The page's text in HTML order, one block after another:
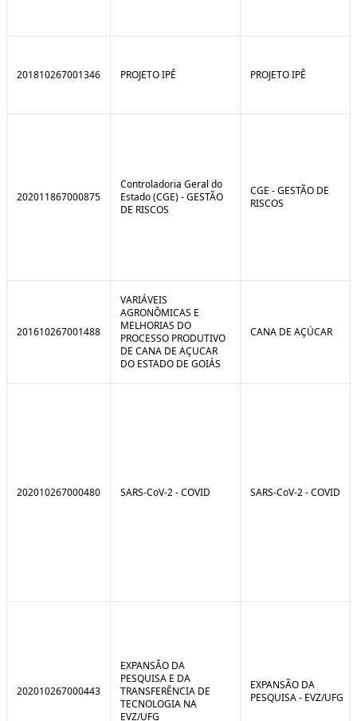
201810267001346 PROJETO IPÊ PROJETO IPÊ
202011867000875
Controladoria Geral do
Estado (CGE) - GESTÃO
DE RISCOS
CGE - GESTÃO DE
RISCOS
201610267001488
VARIÁVEIS
AGRONÔMICAS E
MELHORIAS DO
PROCESSO PRODUTIVO
DE CANA DE AÇUCAR
DO ESTADO DE GOIÁS
CANA DE AÇÚCAR
202010267000480 SARS-CoV-2 - COVID SARS-CoV-2 - COVID
202010267000443
EXPANSÃO DA
PESQUISA E DA
TRANSFERÊNCIA DE
TECNOLOGIA NA
EVZ/UFG
EXPANSÃO DA
PESQUISA - EVZ/UFG